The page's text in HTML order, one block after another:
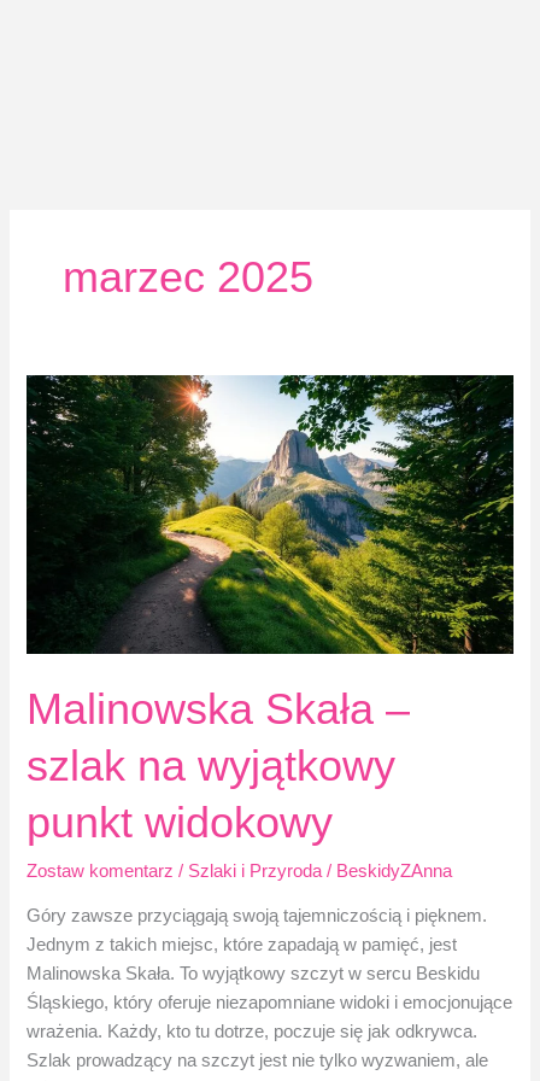
marzec 2025
Malinowska Skała –
szlak na wyjątkowy
punkt widokowy
Zostaw komentarz / Szlaki i Przyroda / BeskidyZAnna
Góry zawsze przyciągają swoją tajemniczością i pięknem.
Jednym z takich miejsc, które zapadają w pamięć, jest
Malinowska Skała. To wyjątkowy szczyt w sercu Beskidu
Śląskiego, który oferuje niezapomniane widoki i emocjonujące
wrażenia. Każdy, kto tu dotrze, poczuje się jak odkrywca.
Szlak prowadzący na szczyt jest nie tylko wyzwaniem, ale